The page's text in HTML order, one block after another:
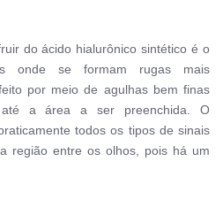
do ácido hialurônico sintético é o
onde se formam rugas mais
por meio de agulhas bem finas
a área a ser preenchida. O
todos os tipos de sinais
região entre os olhos, pois há um